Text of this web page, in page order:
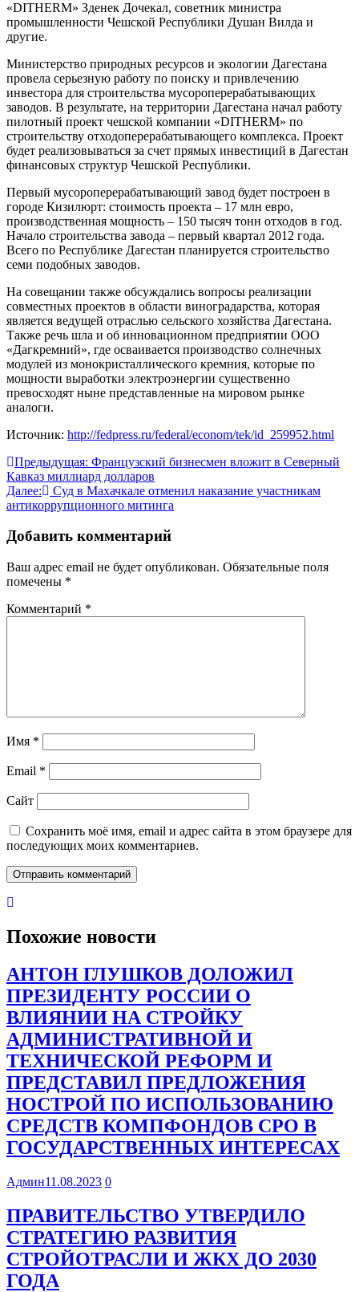
«DITHERM» Зденек Дочекал, советник министра
промышленности Чешской Республики Душан Вилда и
другие.
Министерство природных ресурсов и экологии Дагестана
провела серьезную работу по поиску и привлечению
инвестора для строительства мусороперерабатывающих
заводов. В результате, на территории Дагестана начал работу
пилотный проект чешской компании «DITHERM» по
строительству отходоперерабатывающего комплекса. Проект
будет реализовываться за счет прямых инвестиций в Дагестан
финансовых структур Чешской Республики.
Первый мусороперерабатывающий завод будет построен в
городе Кизилюрт: стоимость проекта – 17 млн евро,
производственная мощность – 150 тысяч тонн отходов в год.
Начало строительства завода – первый квартал 2012 года.
Всего по Республике Дагестан планируется строительство
семи подобных заводов.
На совещании также обсуждались вопросы реализации
совместных проектов в области виноградарства, которая
является ведущей отраслью сельского хозяйства Дагестана.
Также речь шла и об инновационном предприятии ООО
«Дагкремний», где осваивается производство солнечных
модулей из монокристаллического кремния, которые по
мощности выработки электроэнергии существенно
превосходят ныне представленные на мировом рынке
аналоги.
Источник: http://fedpress.ru/federal/econom/tek/id_259952.html
Навигация
по
записям
Предыдущая: Французский бизнесмен вложит в Северный
Кавказ миллиард долларов
Далее:
Суд в Махачкале отменил наказание участникам
антикоррупционного митинга
Добавить комментарий
Ваш адрес email не будет опубликован. Обязательные поля
помечены *
Комментарий *
Имя *
Email *
Сайт
Сохранить моё имя, email и адрес сайта в этом браузере для
последующих моих комментариев.
Похожие новости
АНТОН ГЛУШКОВ ДОЛОЖИЛ
ПРЕЗИДЕНТУ РОССИИ О
ВЛИЯНИИ НА СТРОЙКУ
АДМИНИСТРАТИВНОЙ И
ТЕХНИЧЕСКОЙ РЕФОРМ И
ПРЕДСТАВИЛ ПРЕДЛОЖЕНИЯ
НОСТРОЙ ПО ИСПОЛЬЗОВАНИЮ
СРЕДСТВ КОМПФОНДОВ СРО В
ГОСУДАРСТВЕННЫХ ИНТЕРЕСАХ
Админ11.08.2023 0
ПРАВИТЕЛЬСТВО УТВЕРДИЛО
СТРАТЕГИЮ РАЗВИТИЯ
СТРОЙОТРАСЛИ И ЖКХ ДО 2030
ГОДА